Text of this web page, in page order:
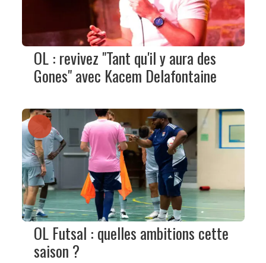
OL : revivez "Tant qu'il y aura des
Gones" avec Kacem Delafontaine
OL Futsal : quelles ambitions cette
saison ?